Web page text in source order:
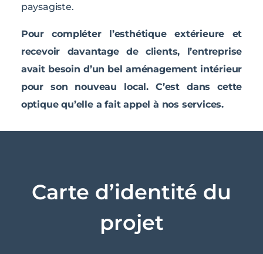
paysagiste.
Pour compléter l’esthétique extérieure et
recevoir davantage de clients, l’entreprise
avait besoin d’un bel aménagement intérieur
pour son nouveau local. C’est dans cette
optique qu’elle a fait appel à nos services.
Carte d’identité du
projet